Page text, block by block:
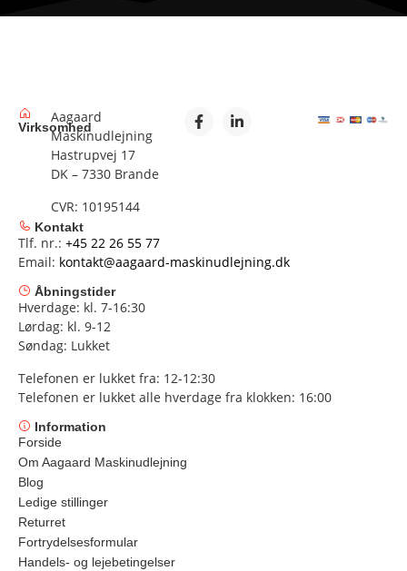
Virksomhed
Aagaard
Maskinudlejning
Hastrupvej 17
DK – 7330 Brande
CVR: 10195144
Kontakt
Tlf. nr.: +45 22 26 55 77
Email: kontakt@aagaard-maskinudlejning.dk
Åbningstider
Hverdage: kl. 7-16:30
Lørdag: kl. 9-12
Søndag: Lukket
Telefonen er lukket fra: 12-12:30
Telefonen er lukket alle hverdage fra klokken: 16:00
Information
Forside
Om Aagaard Maskinudlejning
Blog
Ledige stillinger
Returret
Fortrydelsesformular
Handels- og lejebetingelser